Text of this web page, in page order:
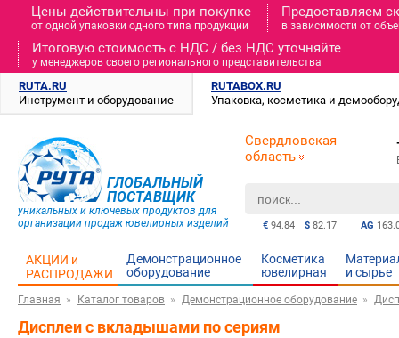
Цены действительны при покупке
от одной упаковки одного типа продукции
Предоставляем
в зависимости от
Итоговую стоимость c НДС / без НДС уточняйте
у менеджеров своего регионального представительства
RUTA.RU
Инструмент и оборудование
RUTABOX.RU
Упаковка, косметика и
ГЛОБАЛЬНЫЙ
ПОСТАВЩИК
уникальных и ключевых продуктов для
организации продаж ювелирных изделий
AG
€ 94.84 $ 82.17
Свердловская
область
АКЦИИ и
РАСПРОДАЖИ
Демонстрационное
оборудование
Косметика
ювелирная
и cырье
Главная Каталог товаров Демонстрационное оборудование
Дисплеи с вкладышами по сериям